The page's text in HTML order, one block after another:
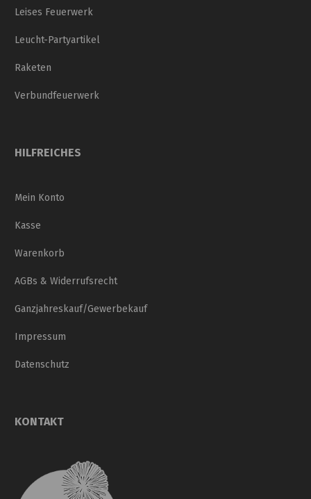
Leises Feuerwerk
Leucht-Partyartikel
Raketen
Verbundfeuerwerk
HILFREICHES
Mein Konto
Kasse
Warenkorb
AGBs & Widerrufsrecht
Ganzjahreskauf/Gewerbekauf
Impressum
Datenschutz
KONTAKT